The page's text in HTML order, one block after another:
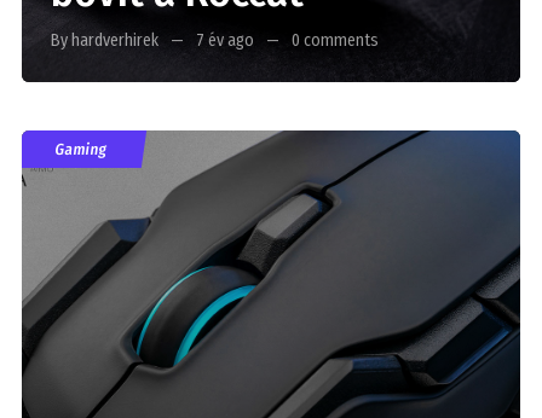
By hardverhirek 7 év ago 0 comments
Gaming